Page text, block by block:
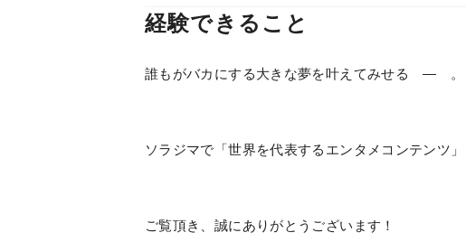
経験できること
誰もがバカにする大きな夢を叶えてみせる ― 。
ソラジマで「世界を代表するエンタメコンテンツ」
ご覧頂き、誠にありがとうございます！